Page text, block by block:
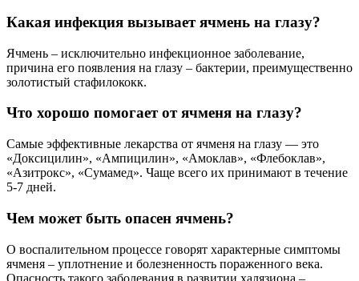
Какая инфекция вызывает ячмень на глазу?
Ячмень – исключительно инфекционное заболевание,
причина его появления на глазу – бактерии, преимущественно
золотистый стафилококк.
Что хорошо помогает от ячменя на глазу?
Самые эффективные лекарства от ячменя на глазу — это
«Доксицилин», «Ампицилин», «Амоклав», «Флебоклав»,
«Азитрокс», «Сумамед». Чаще всего их принимают в течение
5-7 дней.
Чем может быть опасен ячмень?
О воспалительном процессе говорят характерные симптомы
ячменя – уплотнение и болезненность пораженного века.
Опасность такого заболевания в развитии халязиона –